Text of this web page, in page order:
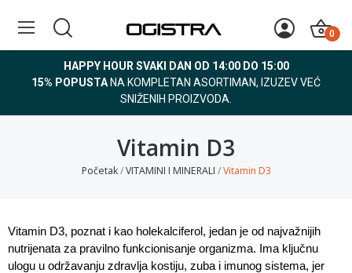
0
HAPPY HOUR SVAKI DAN OD 14:00 DO 15:00
15% POPUSTA NA KOMPLETAN ASORTIMAN, IZUZEV VEĆ
SNIŽENIH PROIZVODA.
Vitamin D3
Početak VITAMINI I MINERALI Vitamin D3
Vitamin D3, poznat i kao holekalciferol, jedan je od najvažnijih
nutrijenata za pravilno funkcionisanje organizma. Ima ključnu
ulogu u održavanju zdravlja kostiju, zuba i imunog sistema, jer